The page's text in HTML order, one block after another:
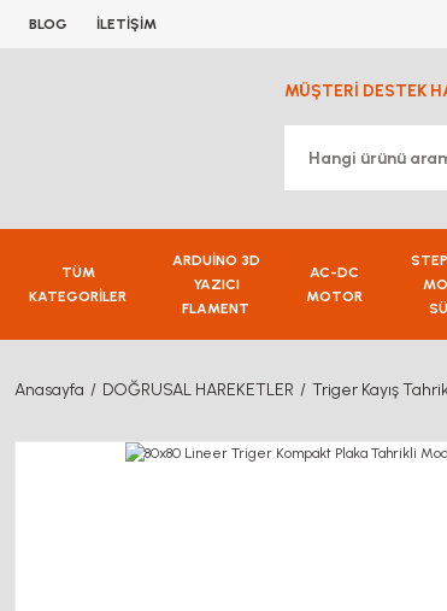
BLOG İLETİŞİM
MÜŞTERİ DESTEK
TÜM
KATEGORİLER
ARDUİNO 3D
YAZICI
FLAMENT
AC-DC
MOTOR
Anasayfa DOĞRUSAL HAREKETLER Triger Kayış